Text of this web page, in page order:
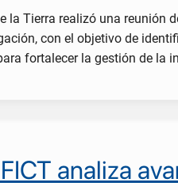
la Tierra realizó una
con el objetivo de
fortalecer la gestión de
analiza